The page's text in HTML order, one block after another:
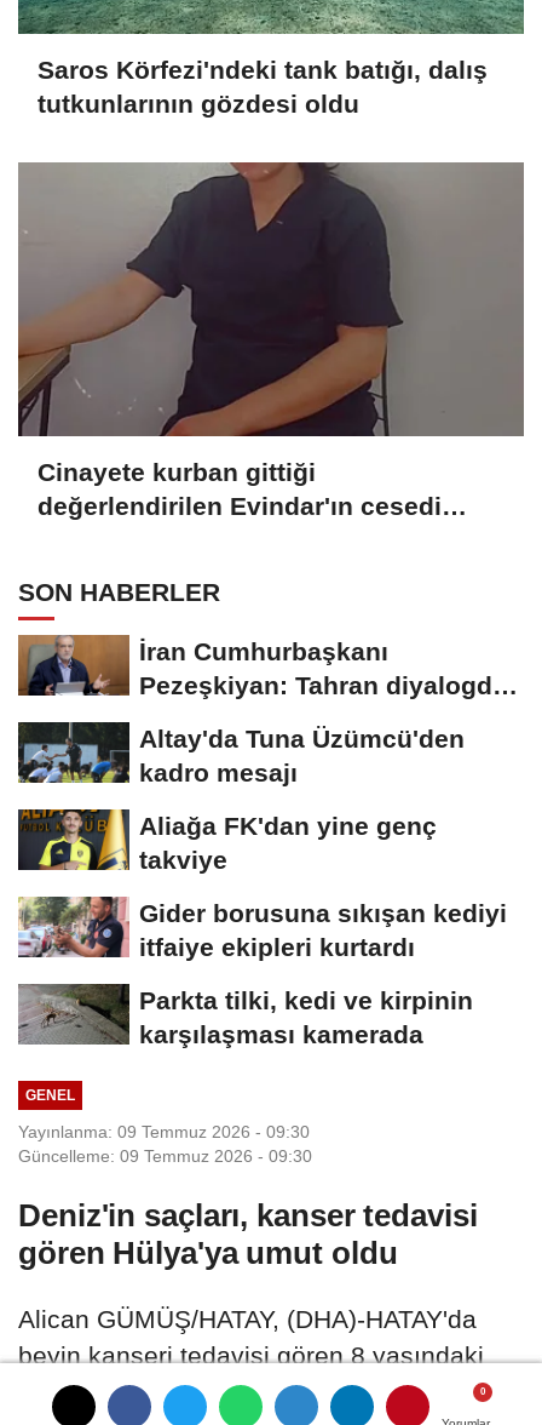
Saros Körfezi'ndeki tank batığı, dalış
tutkunlarının gözdesi oldu
Cinayete kurban gittiği
değerlendirilen Evindar'ın cesedi
SON HABERLER
İran Cumhurbaşkanı
Pezeşkiyan: Tahran diyalogdan
yana ancak teslime...
Altay'da Tuna Üzümcü'den
kadro mesajı
Aliağa FK'dan yine genç
takviye
Gider borusuna sıkışan kediyi
itfaiye ekipleri kurtardı
Parkta tilki, kedi ve kirpinin
karşılaşması kamerada
GENEL
Yayınlanma: 09 Temmuz 2026 - 09:30
Güncelleme: 09 Temmuz 2026 - 09:30
Deniz'in saçları, kanser tedavisi
gören Hülya'ya umut oldu
Alican GÜMÜŞ/HATAY, (DHA)-HATAY'da
beyin kanseri tedavisi gören 8 yaşındaki
Hülya Akar, Deniz Güzel'in (9) bağışladığı